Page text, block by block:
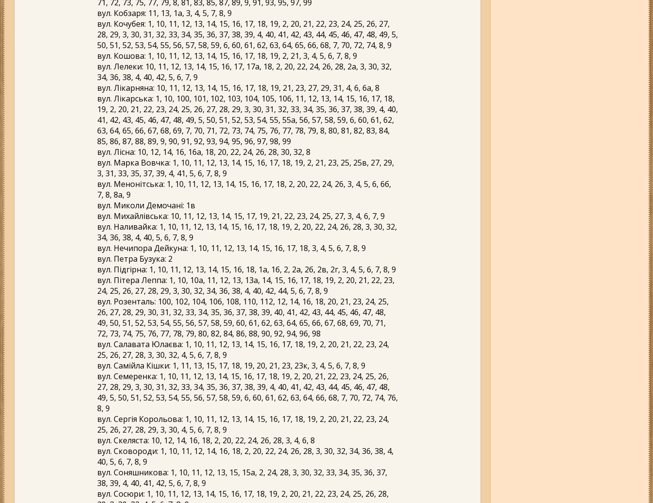
71, 72, 73, 75, 77, 79, 8, 81, 83, 85, 87, 89, 9, 91, 93, 95, 97, 99
вул. Кобзаря: 11, 13, 1а, 3, 4, 5, 7, 8, 9
вул. Кочубея: 1, 10, 11, 12, 13, 14, 15, 16, 17, 18, 19, 2, 20, 21, 22, 23, 24, 25, 26, 27,
28, 29, 3, 30, 31, 32, 33, 34, 35, 36, 37, 38, 39, 4, 40, 41, 42, 43, 44, 45, 46, 47, 48, 49, 5,
50, 51, 52, 53, 54, 55, 56, 57, 58, 59, 6, 60, 61, 62, 63, 64, 65, 66, 68, 7, 70, 72, 74, 8, 9
вул. Кошова: 1, 10, 11, 12, 13, 14, 15, 16, 17, 18, 19, 2, 21, 3, 4, 5, 6, 7, 8, 9
вул. Лелеки: 10, 11, 12, 13, 14, 15, 16, 17, 17а, 18, 2, 20, 22, 24, 26, 28, 2а, 3, 30, 32,
34, 36, 38, 4, 40, 42, 5, 6, 7, 9
вул. Лікарняна: 10, 11, 12, 13, 14, 15, 16, 17, 18, 19, 21, 23, 27, 29, 31, 4, 6, 6а, 8
вул. Лікарська: 1, 10, 100, 101, 102, 103, 104, 105, 106, 11, 12, 13, 14, 15, 16, 17, 18,
19, 2, 20, 21, 22, 23, 24, 25, 26, 27, 28, 29, 3, 30, 31, 32, 33, 34, 35, 36, 37, 38, 39, 4, 40,
41, 42, 43, 45, 46, 47, 48, 49, 5, 50, 51, 52, 53, 54, 55, 55а, 56, 57, 58, 59, 6, 60, 61, 62,
63, 64, 65, 66, 67, 68, 69, 7, 70, 71, 72, 73, 74, 75, 76, 77, 78, 79, 8, 80, 81, 82, 83, 84,
85, 86, 87, 88, 89, 9, 90, 91, 92, 93, 94, 95, 96, 97, 98, 99
вул. Лісна: 10, 12, 14, 16, 16а, 18, 20, 22, 24, 26, 28, 30, 32, 8
вул. Марка Вовчка: 1, 10, 11, 12, 13, 14, 15, 16, 17, 18, 19, 2, 21, 23, 25, 25в, 27, 29,
3, 31, 33, 35, 37, 39, 4, 41, 5, 6, 7, 8, 9
вул. Менонітська: 1, 10, 11, 12, 13, 14, 15, 16, 17, 18, 2, 20, 22, 24, 26, 3, 4, 5, 6, 6б,
7, 8, 8а, 9
вул. Миколи Демочані: 1в
вул. Михайлівська: 10, 11, 12, 13, 14, 15, 17, 19, 21, 22, 23, 24, 25, 27, 3, 4, 6, 7, 9
вул. Наливайка: 1, 10, 11, 12, 13, 14, 15, 16, 17, 18, 19, 2, 20, 22, 24, 26, 28, 3, 30, 32,
34, 36, 38, 4, 40, 5, 6, 7, 8, 9
вул. Нечипора Дейкуна: 1, 10, 11, 12, 13, 14, 15, 16, 17, 18, 3, 4, 5, 6, 7, 8, 9
вул. Петра Бузука: 2
вул. Підгірна: 1, 10, 11, 12, 13, 14, 15, 16, 18, 1а, 1б, 2, 2а, 2б, 2в, 2г, 3, 4, 5, 6, 7, 8, 9
вул. Пітера Леппа: 1, 10, 10а, 11, 12, 13, 13а, 14, 15, 16, 17, 18, 19, 2, 20, 21, 22, 23,
24, 25, 26, 27, 28, 29, 3, 30, 32, 34, 36, 38, 4, 40, 42, 44, 5, 6, 7, 8, 9
вул. Розенталь: 100, 102, 104, 106, 108, 110, 112, 12, 14, 16, 18, 20, 21, 23, 24, 25,
26, 27, 28, 29, 30, 31, 32, 33, 34, 35, 36, 37, 38, 39, 40, 41, 42, 43, 44, 45, 46, 47, 48,
49, 50, 51, 52, 53, 54, 55, 56, 57, 58, 59, 60, 61, 62, 63, 64, 65, 66, 67, 68, 69, 70, 71,
72, 73, 74, 75, 76, 77, 78, 79, 80, 82, 84, 86, 88, 90, 92, 94, 96, 98
вул. Салавата Юлаєва: 1, 10, 11, 12, 13, 14, 15, 16, 17, 18, 19, 2, 20, 21, 22, 23, 24,
25, 26, 27, 28, 3, 30, 32, 4, 5, 6, 7, 8, 9
вул. Самійла Кішки: 1, 11, 13, 15, 17, 18, 19, 20, 21, 23, 23к, 3, 4, 5, 6, 7, 8, 9
вул. Семеренка: 1, 10, 11, 12, 13, 14, 15, 16, 17, 18, 19, 2, 20, 21, 22, 23, 24, 25, 26,
27, 28, 29, 3, 30, 31, 32, 33, 34, 35, 36, 37, 38, 39, 4, 40, 41, 42, 43, 44, 45, 46, 47, 48,
49, 5, 50, 51, 52, 53, 54, 55, 56, 57, 58, 59, 6, 60, 61, 62, 63, 64, 66, 68, 7, 70, 72, 74, 76,
8, 9
вул. Сергія Корольова: 1, 10, 11, 12, 13, 14, 15, 16, 17, 18, 19, 2, 20, 21, 22, 23, 24,
25, 26, 27, 28, 29, 3, 30, 4, 5, 6, 7, 8, 9
вул. Скеляста: 10, 12, 14, 16, 18, 2, 20, 22, 24, 26, 28, 3, 4, 6, 8
вул. Сковороди: 1, 10, 11, 12, 14, 16, 18, 2, 20, 22, 24, 26, 28, 3, 30, 32, 34, 36, 38, 4,
40, 5, 6, 7, 8, 9
вул. Соняшникова: 1, 10, 11, 12, 13, 15, 15а, 2, 24, 28, 3, 30, 32, 33, 34, 35, 36, 37,
38, 39, 4, 40, 41, 42, 5, 6, 7, 8, 9
вул. Сосюри: 1, 10, 11, 12, 13, 14, 15, 16, 17, 18, 19, 2, 20, 21, 22, 23, 24, 25, 26, 28,